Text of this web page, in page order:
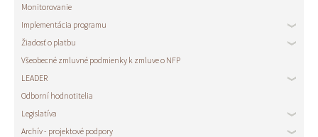
Monitorovanie
Implementácia programu
Žiadosť o platbu
Všeobecné zmluvné podmienky k zmluve o NFP
LEADER
Odborní hodnotitelia
Legislatíva
Archív - projektové podpory